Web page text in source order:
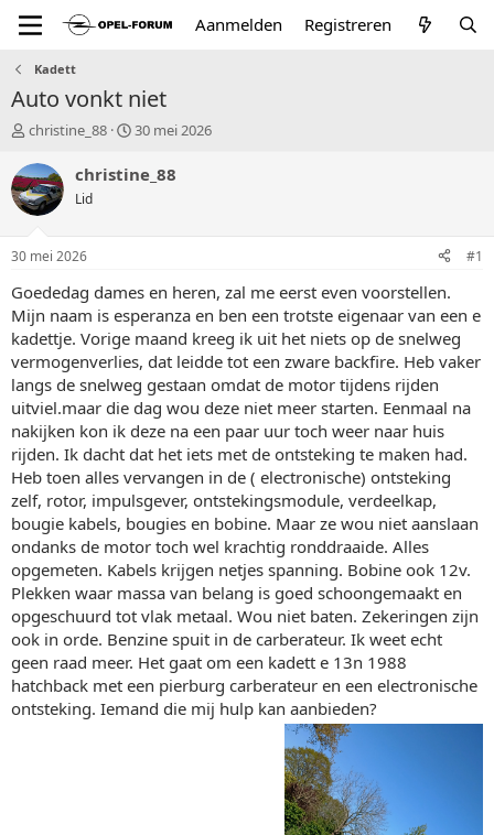
Aanmelden Registreren
Kadett
Auto vonkt niet
T
p
i
c
a
r
t
e
r
christine_88
S
a
u
30 mei 2026
christine_88
Lid
30 mei 2026 #1
Goededag dames en heren, zal me eerst even voorstellen.
Mijn naam is esperanza en ben een trotste eigenaar van een e
kadettje. Vorige maand kreeg ik uit het niets op de snelweg
vermogenverlies, dat leidde tot een zware backfire. Heb vaker
langs de snelweg gestaan omdat de motor tijdens rijden
uitviel.maar die dag wou deze niet meer starten. Eenmaal na
nakijken kon ik deze na een paar uur toch weer naar huis
rijden. Ik dacht dat het iets met de ontsteking te maken had.
Heb toen alles vervangen in de ( electronische) ontsteking
zelf, rotor, impulsgever, ontstekingsmodule, verdeelkap,
bougie kabels, bougies en bobine. Maar ze wou niet aanslaan
ondanks de motor toch wel krachtig ronddraaide. Alles
opgemeten. Kabels krijgen netjes spanning. Bobine ook 12v.
Plekken waar massa van belang is goed schoongemaakt en
opgeschuurd tot vlak metaal. Wou niet baten. Zekeringen zijn
ook in orde. Benzine spuit in de carberateur. Ik weet echt
geen raad meer. Het gaat om een kadett e 13n 1988
hatchback met een pierburg carberateur en een electronische
ontsteking. Iemand die mij hulp kan aanbieden?